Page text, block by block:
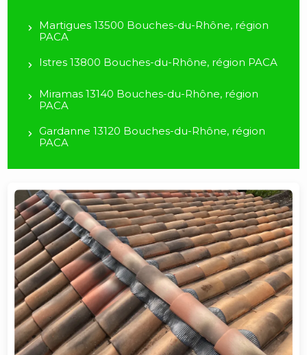
Martigues 13500 Bouches-du-Rhône, région
PACA
Istres 13800 Bouches-du-Rhône, région PACA
Miramas 13140 Bouches-du-Rhône, région
PACA
Gardanne 13120 Bouches-du-Rhône, région
PACA